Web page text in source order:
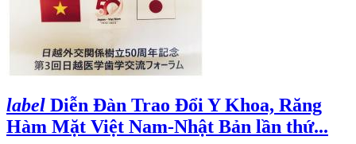
label Diễn Đàn Trao Đổi Y Khoa, Răng
Hàm Mặt Việt Nam-Nhật Bản lần thứ...